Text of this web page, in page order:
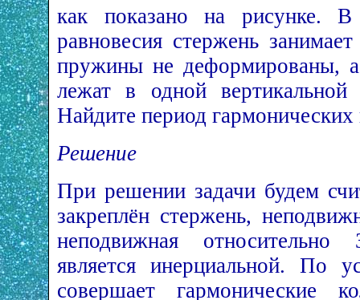
как показано на рисунке. В
равновесия стержень
пружины не деформированы,
лежат в одной
Найдите период
Решение
При решении задачи будем
закреплён стержень,
неподвижная относительно
является инерциальной. По
совершает гармонические